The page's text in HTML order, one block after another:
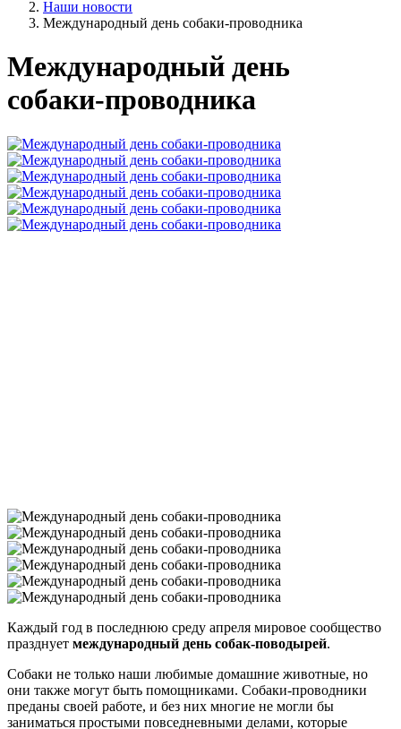
Наши новости
Международный день собаки-проводника
Международный день
собаки-проводника
Каждый год в последнюю среду апреля мировое сообщество
празднует международный день собак-поводырей.
Собаки не только наши любимые домашние животные, но
они также могут быть помощниками. Собаки-проводники
преданы своей работе, и без них многие не могли бы
заниматься простыми повседневными делами, которые